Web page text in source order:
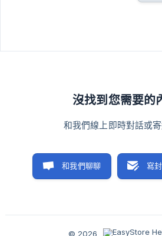
沒找到您需要的
和我們線上即時對話或寄
和我們聊聊 寫
© 2026